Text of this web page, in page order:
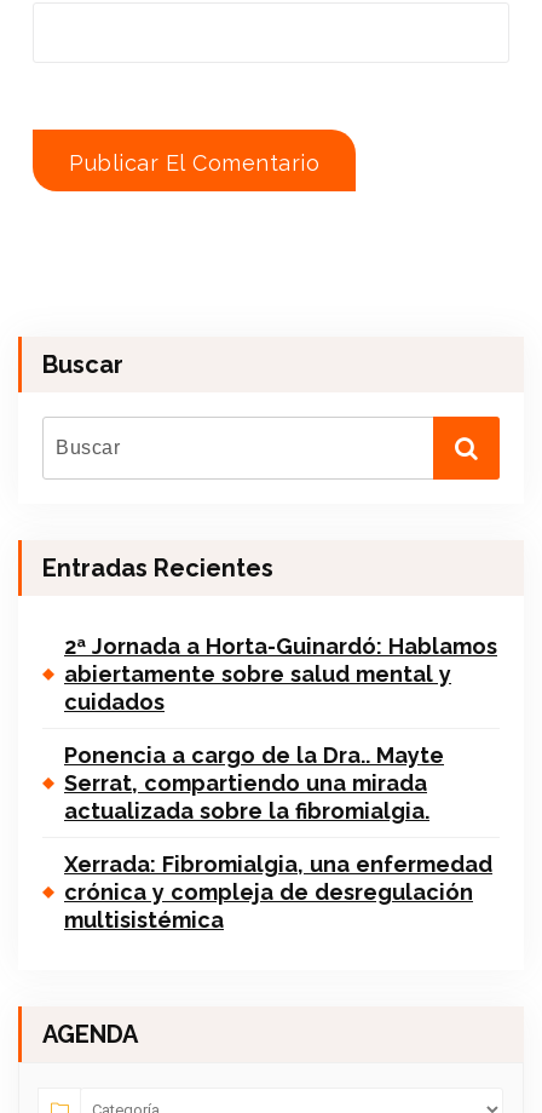
Buscar
Entradas Recientes
2ª Jornada a Horta-Guinardó: Hablamos
abiertamente sobre salud mental y
cuidados
Ponencia a cargo de la Dra.. Mayte
Serrat, compartiendo una mirada
actualizada sobre la fibromialgia.
Xerrada: Fibromialgia, una enfermedad
crónica y compleja de desregulación
multisistémica
AGENDA